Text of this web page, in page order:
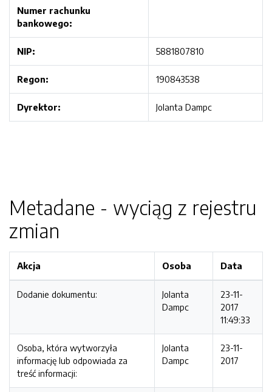
Numer rachunku
bankowego:
NIP: 5881807810
Regon: 190843538
Dyrektor: Jolanta Dampc
Metadane - wyciąg z rejestru
zmian
Akcja Osoba Data
Dodanie dokumentu:
Jolanta
Dampc
23-11-
2017
11:49:33
Osoba, która wytworzyła
informację lub odpowiada za
treść informacji:
Jolanta
Dampc
23-11-
2017